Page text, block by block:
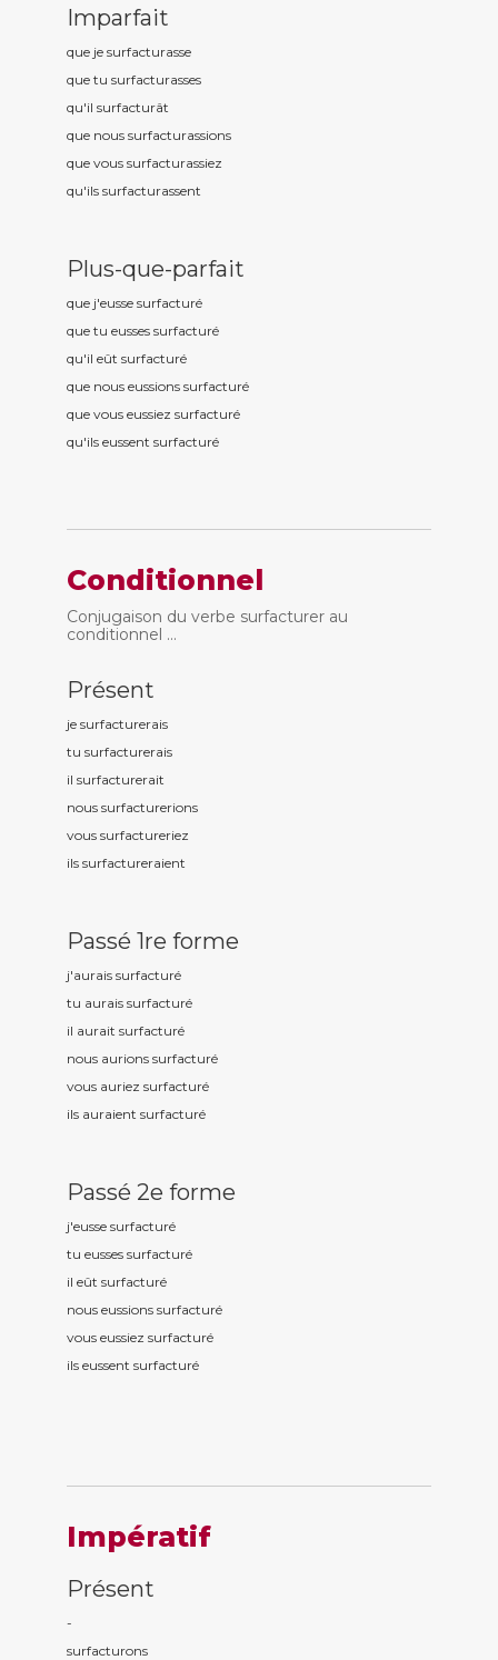
Imparfait
que je surfacturasse
que tu surfacturasses
qu'il surfacturât
que nous surfacturassions
que vous surfacturassiez
qu'ils surfacturassent
Plus-que-parfait
que j'eusse surfacturé
que tu eusses surfacturé
qu'il eût surfacturé
que nous eussions surfacturé
que vous eussiez surfacturé
qu'ils eussent surfacturé
Conditionnel
Conjugaison du verbe surfacturer au
conditionnel ...
Présent
je surfacturerais
tu surfacturerais
il surfacturerait
nous surfacturerions
vous surfactureriez
ils surfactureraient
Passé 1re forme
j'aurais surfacturé
tu aurais surfacturé
il aurait surfacturé
nous aurions surfacturé
vous auriez surfacturé
ils auraient surfacturé
Passé 2e forme
j'eusse surfacturé
tu eusses surfacturé
il eût surfacturé
nous eussions surfacturé
vous eussiez surfacturé
ils eussent surfacturé
Impératif
Présent
-
surfacturons